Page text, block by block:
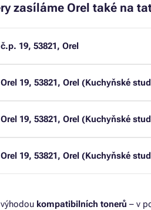
zasíláme Orel také na
č.p. 19, 53821, Orel
Orel 19, 53821, Orel (Kuchyňské
Orel 19, 53821, Orel (Kuchyňské
Orel 19, 53821, Orel (Kuchyňské
kompatibilních tonerů – v